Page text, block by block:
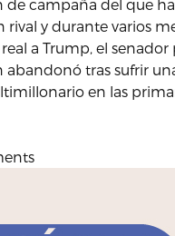
de campaña del que
rival y durante varios
a Trump, el senador
abandonó tras sufrir
en las